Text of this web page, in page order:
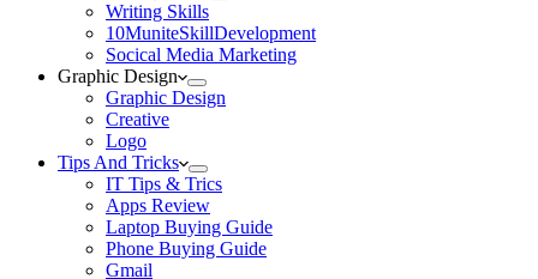
Writing Skills
10MuniteSkillDevelopment
Socical Media Marketing
Graphic Design
Graphic Design
Creative
Logo
Tips And Tricks
IT Tips & Trics
Apps Review
Laptop Buying Guide
Phone Buying Guide
Gmail